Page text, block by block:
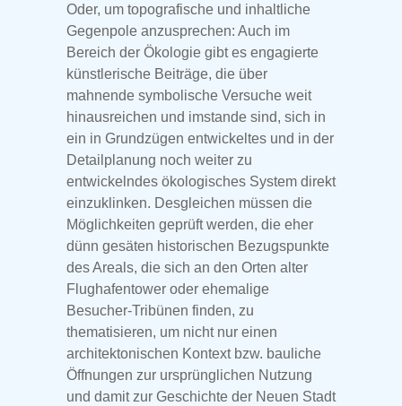
Oder, um topografische und inhaltliche
Gegenpole anzusprechen: Auch im
Bereich der Ökologie gibt es engagierte
künstlerische Beiträge, die über
mahnende symbolische Versuche weit
hinausreichen und imstande sind, sich in
ein in Grundzügen entwickeltes und in der
Detailplanung noch weiter zu
entwickelndes ökologisches System direkt
einzuklinken. Desgleichen müssen die
Möglichkeiten geprüft werden, die eher
dünn gesäten historischen Bezugspunkte
des Areals, die sich an den Orten alter
Flughafentower oder ehemalige
Besucher-Tribünen finden, zu
thematisieren, um nicht nur einen
architektonischen Kontext bzw. bauliche
Öffnungen zur ursprünglichen Nutzung
und damit zur Geschichte der Neuen Stadt